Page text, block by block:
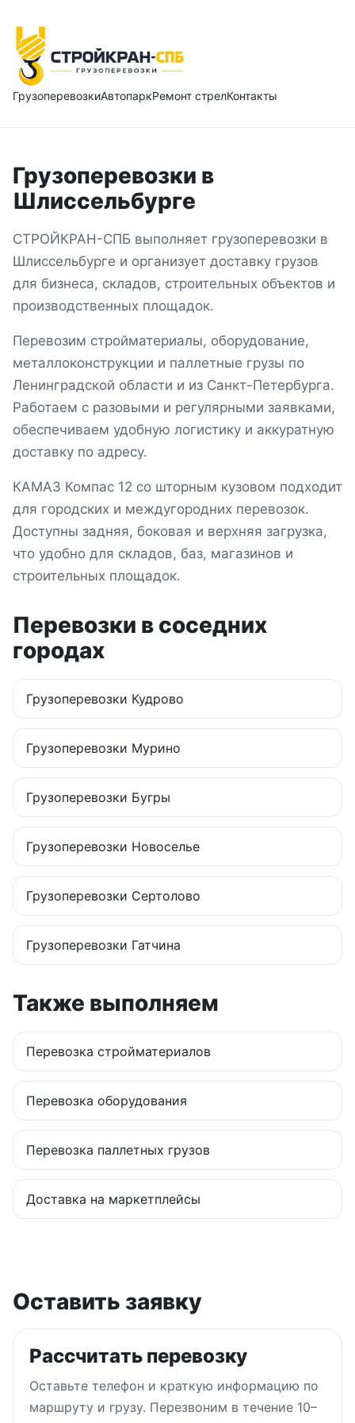
ГрузоперевозкиАвтопаркРемонт стрелКонтакты
Грузоперевозки в
Шлиссельбурге
СТРОЙКРАН-СПБ выполняет грузоперевозки в
Шлиссельбурге и организует доставку грузов
для бизнеса, складов, строительных объектов и
производственных площадок.
Перевозим стройматериалы, оборудование,
металлоконструкции и паллетные грузы по
Ленинградской области и из Санкт-Петербурга.
Работаем с разовыми и регулярными заявками,
обеспечиваем удобную логистику и аккуратную
доставку по адресу.
КАМАЗ Компас 12 со шторным кузовом подходит
для городских и междугородних перевозок.
Доступны задняя, боковая и верхняя загрузка,
что удобно для складов, баз, магазинов и
строительных площадок.
Перевозки в соседних
городах
Грузоперевозки Кудрово
Грузоперевозки Мурино
Грузоперевозки Бугры
Грузоперевозки Новоселье
Грузоперевозки Сертолово
Грузоперевозки Гатчина
Также выполняем
Перевозка стройматериалов
Перевозка оборудования
Перевозка паллетных грузов
Доставка на маркетплейсы
Оставить заявку
Рассчитать перевозку
Оставьте телефон и краткую информацию по
маршруту и грузу. Перезвоним в течение 10–